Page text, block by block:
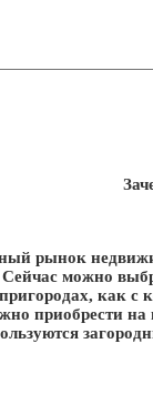
рынок
можно
как с
приобрести